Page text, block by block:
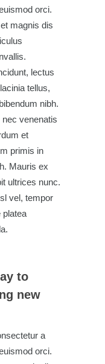
orci.
magnis dis
lectus
tellus,
nibh.
venenatis
et
primis in
Mauris ex
ultrices nunc.
vel, tempor
platea
to
new
a
orci.